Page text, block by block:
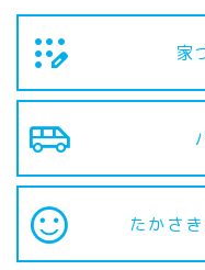
app_registration 家
airport_shuttle
sentiment_satisfied たかさ